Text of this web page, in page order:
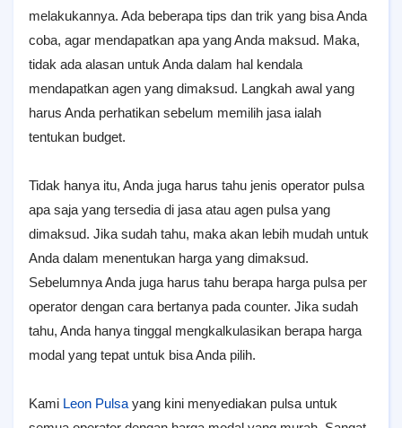
melakukannya. Ada beberapa tips dan trik yang bisa Anda
coba, agar mendapatkan apa yang Anda maksud. Maka,
tidak ada alasan untuk Anda dalam hal kendala
mendapatkan agen yang dimaksud. Langkah awal yang
harus Anda perhatikan sebelum memilih jasa ialah
tentukan budget.
Tidak hanya itu, Anda juga harus tahu jenis operator pulsa
apa saja yang tersedia di jasa atau agen pulsa yang
dimaksud. Jika sudah tahu, maka akan lebih mudah untuk
Anda dalam menentukan harga yang dimaksud.
Sebelumnya Anda juga harus tahu berapa harga pulsa per
operator dengan cara bertanya pada counter. Jika sudah
tahu, Anda hanya tinggal mengkalkulasikan berapa harga
modal yang tepat untuk bisa Anda pilih.
Kami Leon Pulsa yang kini menyediakan pulsa untuk